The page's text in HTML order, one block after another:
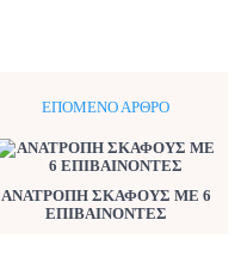
ΕΠΌΜΕΝΟ ΆΡΘΡΟ
ΑΝΑΤΡΟΠΗ ΣΚΑΦΟΥΣ ΜΕ 6
ΕΠΙΒΑΙΝΟΝΤΕΣ